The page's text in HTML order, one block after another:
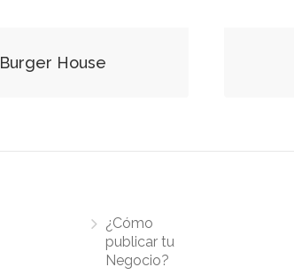
Burger House
¿Cómo
publicar tu
Negocio?